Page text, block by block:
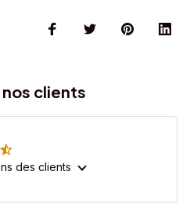
nos clients
des clients